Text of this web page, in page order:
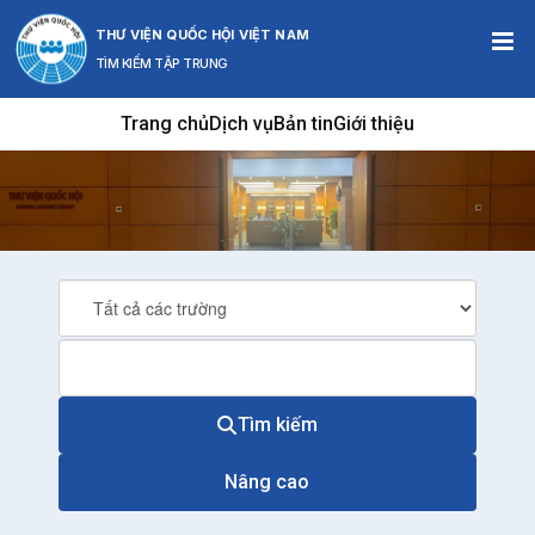
Bỏ qua nội dung này
THƯ VIỆN QUỐC HỘI VIỆT NAM
TÌM KIẾM TẬP TRUNG
Trang chủDịch vụBản tinGiới thiệu
Tìm kiếm
Nâng cao